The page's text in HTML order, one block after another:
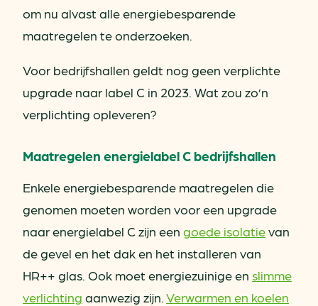
om nu alvast alle energiebesparende
maatregelen te onderzoeken.
Voor bedrijfshallen geldt nog geen verplichte
upgrade naar label C in 2023. Wat zou zo’n
verplichting opleveren?
Maatregelen energielabel C bedrijfshallen
Enkele energiebesparende maatregelen die
genomen moeten worden voor een upgrade
naar energielabel C zijn een goede isolatievan
de gevel en het dak en het installeren van
HR++ glas. Ook moet energiezuinige en slimme
verlichting aanwezig zijn.Verwarmen en koelen